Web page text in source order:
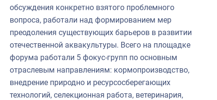
обсуждения конкретно взятого проблемного
вопроса, работали над формированием мер
преодоления существующих барьеров в развитии
отечественной аквакультуры. Всего на площадке
форума работали 5 фокус-групп по основным
отраслевым направлениям: кормопроизводство,
внедрение природно и ресурсосберегающих
технологий, селекционная работа, ветеринария,